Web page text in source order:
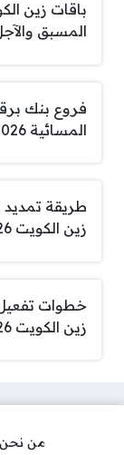
باقات زين
المسبق والآجل
فروع بنك
المسائية 2026
طريقة
زين الكويت 2026
خطوات
زين الكويت 2026
من نحن